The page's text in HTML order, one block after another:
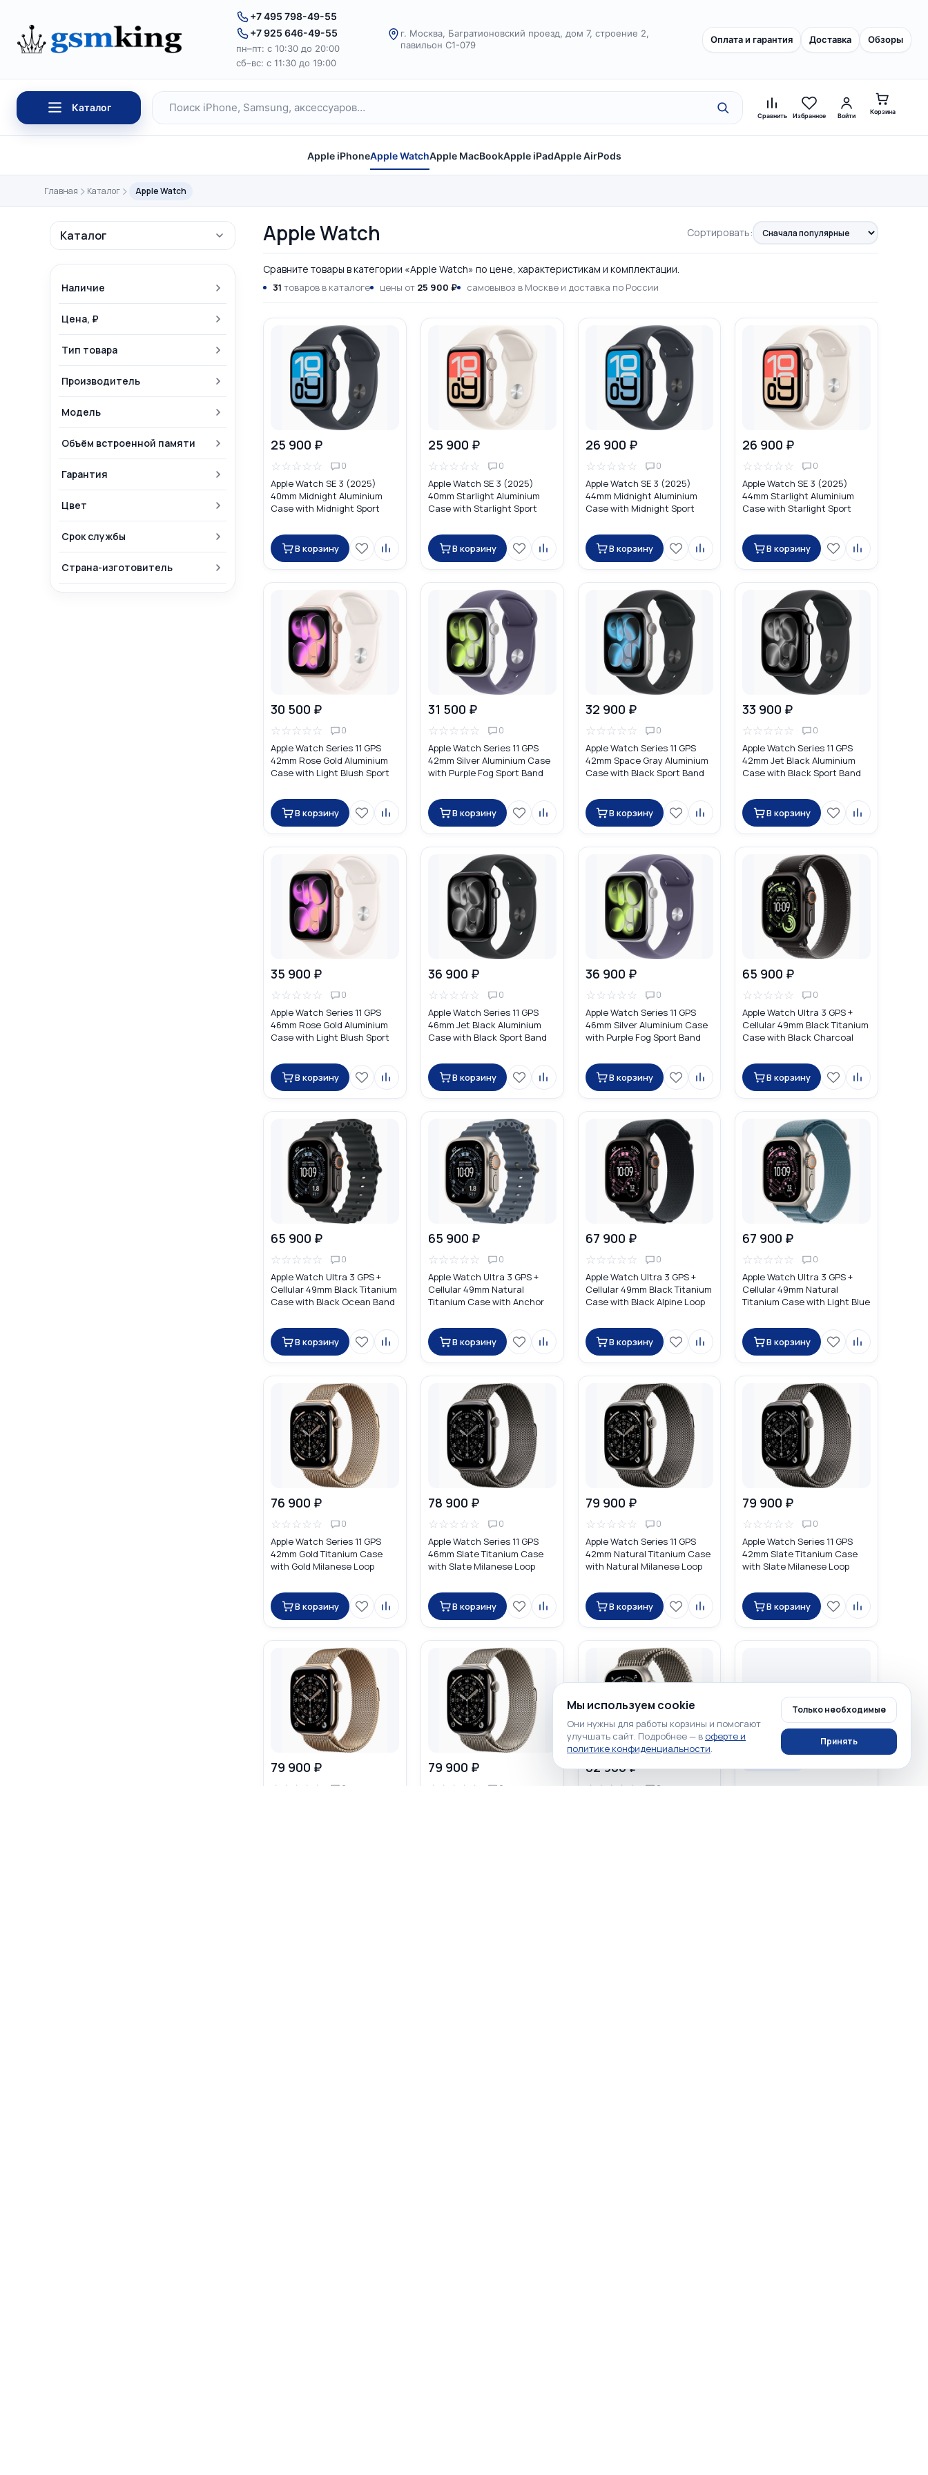
+7 495 798-49-55
+7 925 646-49-55
пн–пт: с 10:30 до 20:00
сб–вс: с 11:30 до 19:00
г. Москва, Багратионовский проезд, дом 7, строение 2,
павильон С1-079
Оплата и гарантия Доставка Обзоры
Каталог
Поиск по каталогу Сравнить Избранное Войти
Корзина
Apple iPhoneApple WatchApple MacBookApple iPadApple AirPods
Главная Каталог Apple Watch
Каталог
Наличие
Цена, ₽
Тип товара
Производитель
Модель
Объём встроенной памяти
Гарантия
Цвет
Срок службы
Страна-изготовитель
Apple Watch Сортировать:
Сравните товары в категории «Apple Watch» по цене, характеристикам и комплектации.
31 товаров в каталоге цены от 25 900 ₽ самовывоз в Москве и доставка по России
25 900 ₽
☆☆☆☆☆ 0
Apple Watch SE 3 (2025)
40mm Midnight Aluminium
Case with Midnight Sport
В корзину
25 900 ₽
☆☆☆☆☆ 0
Apple Watch SE 3 (2025)
40mm Starlight Aluminium
Case with Starlight Sport
В корзину
26 900 ₽
☆☆☆☆☆ 0
Apple Watch SE 3 (2025)
44mm Midnight Aluminium
Case with Midnight Sport
В корзину
26 900 ₽
☆☆☆☆☆ 0
Apple Watch SE 3 (2025)
44mm Starlight Aluminium
Case with Starlight Sport
В корзину
30 500 ₽
☆☆☆☆☆ 0
Apple Watch Series 11 GPS
42mm Rose Gold Aluminium
Case with Light Blush Sport
В корзину
31 500 ₽
☆☆☆☆☆ 0
Apple Watch Series 11 GPS
42mm Silver Aluminium Case
with Purple Fog Sport Band
В корзину
32 900 ₽
☆☆☆☆☆ 0
Apple Watch Series 11 GPS
42mm Space Gray Aluminium
Case with Black Sport Band
В корзину
33 900 ₽
☆☆☆☆☆ 0
Apple Watch Series 11 GPS
42mm Jet Black Aluminium
Case with Black Sport Band
В корзину
35 900 ₽
☆☆☆☆☆ 0
Apple Watch Series 11 GPS
46mm Rose Gold Aluminium
Case with Light Blush Sport
В корзину
36 900 ₽
☆☆☆☆☆ 0
Apple Watch Series 11 GPS
46mm Jet Black Aluminium
Case with Black Sport Band
В корзину
36 900 ₽
☆☆☆☆☆ 0
Apple Watch Series 11 GPS
46mm Silver Aluminium Case
with Purple Fog Sport Band
В корзину
65 900 ₽
☆☆☆☆☆ 0
Apple Watch Ultra 3 GPS +
Cellular 49mm Black Titanium
Case with Black Charcoal
В корзину
65 900 ₽
☆☆☆☆☆ 0
Apple Watch Ultra 3 GPS +
Cellular 49mm Black Titanium
Case with Black Ocean Band
В корзину
65 900 ₽
☆☆☆☆☆ 0
Apple Watch Ultra 3 GPS +
Cellular 49mm Natural
Titanium Case with Anchor
В корзину
67 900 ₽
☆☆☆☆☆ 0
Apple Watch Ultra 3 GPS +
Cellular 49mm Black Titanium
Case with Black Alpine Loop
В корзину
67 900 ₽
☆☆☆☆☆ 0
Apple Watch Ultra 3 GPS +
Cellular 49mm Natural
Titanium Case with Light Blue
В корзину
76 900 ₽
☆☆☆☆☆ 0
Apple Watch Series 11 GPS
42mm Gold Titanium Case
with Gold Milanese Loop
В корзину
78 900 ₽
☆☆☆☆☆ 0
Apple Watch Series 11 GPS
46mm Slate Titanium Case
with Slate Milanese Loop
В корзину
79 900 ₽
☆☆☆☆☆ 0
Apple Watch Series 11 GPS
42mm Natural Titanium Case
with Natural Milanese Loop
В корзину
79 900 ₽
☆☆☆☆☆ 0
Apple Watch Series 11 GPS
42mm Slate Titanium Case
with Slate Milanese Loop
В корзину
79 900 ₽
☆ ☆ ☆ ☆ ☆ 0
79 900 ₽
☆ ☆ ☆ ☆ ☆ 0
82 900 ₽
☆☆☆☆☆ 0
Мы используем cookie
Они нужны для работы корзины и помогают
улучшать сайт. Подробнее — в оферте и
политике конфиденциальности.
Только необходимые
Принять